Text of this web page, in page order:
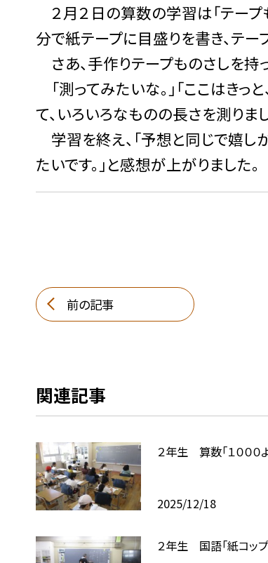
２月２日の算数の学習は「テープ
分で紙テープに目盛りを書き、テー
さあ、手作りテープものさしを持
「測ってみたいな。」「ここはき
て、いろいろなものの長さを測りま
学習を終え、「予想と同じで嬉し
たいです。」と感想が上がりました。
前の記事
関連記事
２年生 算数「１０００
2025/12/18
２年生 国語「紙コッ